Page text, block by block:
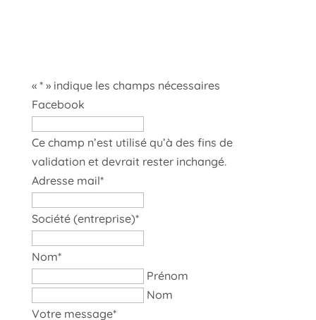
« *» indique les champs nécessaires
Facebook
Ce champ n’est utilisé qu’à des fins de
validation et devrait rester inchangé.
Adresse mail*
Société (entreprise)*
Nom*
Prénom
Nom
Votre message*